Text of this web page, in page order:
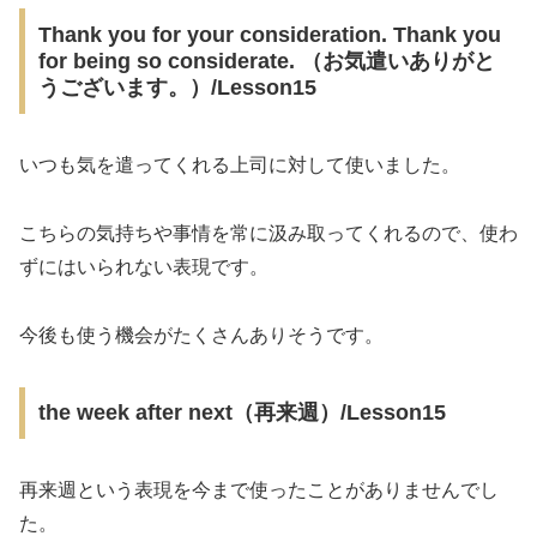
Thank you for your consideration. Thank you
for being so considerate. （お気遣いありがと
うございます。）/Lesson15
いつも気を遣ってくれる上司に対して使いました。
こちらの気持ちや事情を常に汲み取ってくれるので、使わ
ずにはいられない表現です。
今後も使う機会がたくさんありそうです。
the week after next（再来週）/Lesson15
再来週という表現を今まで使ったことがありませんでし
た。